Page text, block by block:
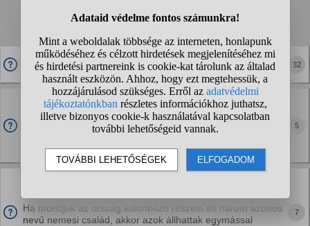
Tudod a családfádat végig? 32
Milyen családfa kutatási lehetőségek vannak?
Családfa kutatást akarok végezni,kíváncsi vagyok,vajon volt-
e valamilyen nagy nevű esetleg tehetős ősöm.A
családfánkat,de én szeretnék ettől még régebbre...
5
Ha mondjuk az ország különböző részein élt három azonos
nevű nemesi család, akkor azok állhattak egymással
7